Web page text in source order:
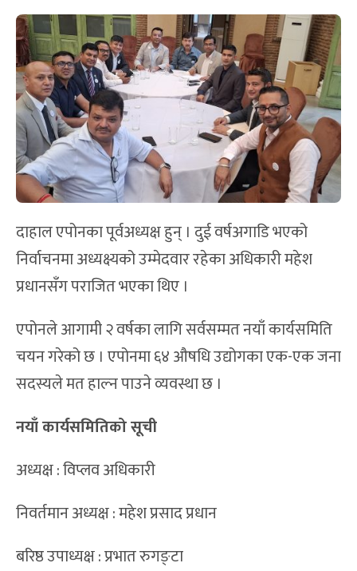
दाहाल एपोनका पूर्वअध्यक्ष हुन् । दुई वर्षअगाडि भएको
निर्वाचनमा अध्यक्ष्यको उम्मेदवार रहेका अधिकारी महेश
प्रधानसँग पराजित भएका थिए ।
एपोनले आगामी २ वर्षका लागि सर्वसम्मत नयाँ कार्यसमिति
चयन गरेको छ । एपोनमा ६४ औषधि उद्योगका एक-एक जना
सदस्यले मत हाल्न पाउने व्यवस्था छ ।
नयाँ कार्यसमितिको सूची
अध्यक्ष : विप्लव अधिकारी
निवर्तमान अध्यक्ष : महेश प्रसाद प्रधान
बरिष्ठ उपाध्यक्ष : प्रभात रुगङ्टा